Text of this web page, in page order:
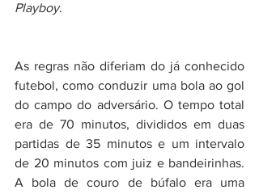
Playboy.
As regras não diferiam do já conhecido
futebol, como conduzir uma bola ao gol
do campo do adversário. O tempo total
era de 70 minutos, divididos em duas
partidas de 35 minutos e um intervalo
de 20 minutos com juiz e bandeirinhas.
A bola de couro de búfalo era uma